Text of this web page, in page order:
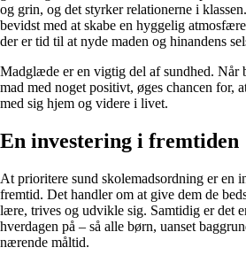
og grin, og det styrker relationerne i
bevidst med at skabe en hyggelig
der er tid til at nyde maden og hinandens
Madglæde er en vigtig del af sundhed. Når
mad med noget positivt, øges chancen for,
med sig hjem og videre i livet.
En investering i fremtiden
At prioritere sund skolemadsordning er en
fremtid. Det handler om at give dem de
lære, trives og udvikle sig. Samtidig er det
hverdagen på – så alle børn, uanset
nærende måltid.